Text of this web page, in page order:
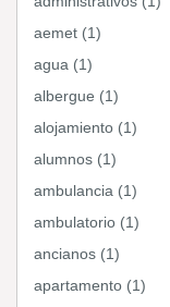
aemet (1)
agua (1)
albergue (1)
alojamiento (1)
alumnos (1)
ambulancia (1)
ambulatorio (1)
ancianos (1)
apartamento (1)